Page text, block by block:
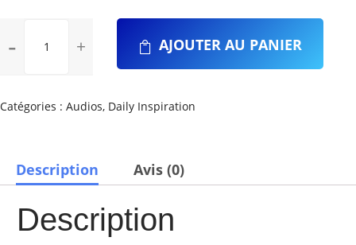
de
Cooling
AJOUTER AU PANIER
Catégories : Audios, Daily Inspiration
Description Avis (0)
Description